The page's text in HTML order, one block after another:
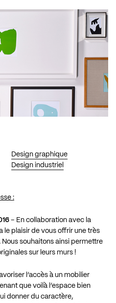
Design graphique
Design industriel
:
– En collaboration avec la
le plaisir de vous offrir une très
souhaitons ainsi permettre
sur leurs murs !
l’accès à un mobilier
que voilà l’espace bien
donner du caractère,